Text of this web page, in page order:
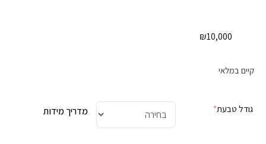
₪10,000
קיים במלאי
גודל טבעת* מדריך מידות